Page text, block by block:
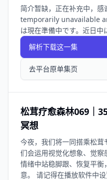
简介暂缺，正在补充中，
temporarily unavailable
は現在準備中です。近日中
解析下载这一集
去平台原单集页
松茸疗愈森林069｜
冥想
今夜，我们将一同搭乘松
们会运用视觉化想象、觉
情绪中站稳脚跟、恢复平
意。 请记得在播放软件中